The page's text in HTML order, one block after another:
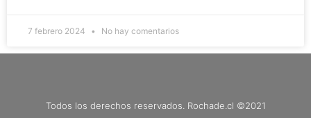
7 febrero 2024 No hay comentarios
Todos los derechos reservados. Rochade.cl ©2021